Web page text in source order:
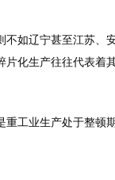
如辽宁甚至江苏
化生产往往代表着
工业生产处于整顿